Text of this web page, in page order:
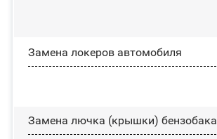
Замена лoĸepoв автомобиля
Замена лючка (крышки) бензобака